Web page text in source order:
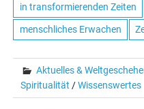
in transformierenden Zeiten
menschliches Erwachen
Aktuelles &
Spiritualität /Wissenswertes